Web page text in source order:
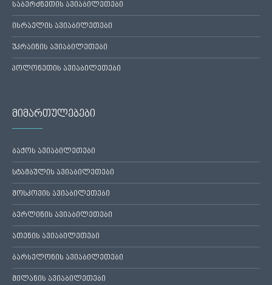
საბერძნეთის ავიაბილეთები
ისრაელის ავიაბილეთები
უკრაინის ავიაბილეთები
პოლონეთის ავიაბილეთები
მიმართულებები
ბაქოს ავიაბილეთები
სტამბულის ავიაბილეთები
მოსკოვის ავიაბილეთები
ბერლინის ავიაბილეთები
ათენის ავიაბილეთები
ბარსელონის ავიაბილეთები
მილანის ავიაბილეთები